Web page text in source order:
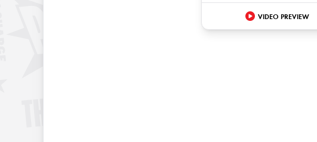
VIDEO PREVIEW